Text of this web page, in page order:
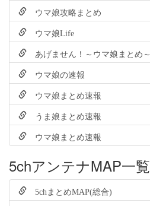
ウマ娘攻略まとめ
ウマ娘Life
あげません！～ウマ娘まとめ～
ウマ娘の速報
ウマ娘まとめ速報
うま娘まとめ速報
ウマ娘まとめ速報
5chアンテナMAP一覧
5chまとめMAP(総合)